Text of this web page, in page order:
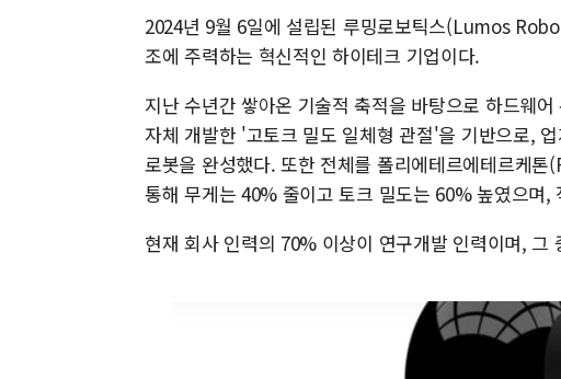
2024년 9월 6일에 설립된 루밍로보틱스(Lumos
조에 주력하는 혁신적인 하이테크 기업이다.
지난 수년간 쌓아온 기술적 축적을 바탕으로 하드웨
자체 개발한 '고토크 밀도 일체형 관절'을 기반으로,
로봇을 완성했다. 또한 전체를 폴리에테르에테르케
통해 무게는 40% 줄이고 토크 밀도는 60% 높였으며,
현재 회사 인력의 70% 이상이 연구개발 인력이며,